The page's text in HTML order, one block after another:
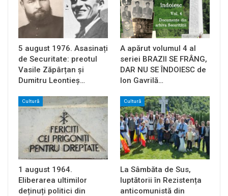
5 august 1976. Asasinați
de Securitate: preotul
Vasile Zăpârțan și
Dumitru Leontieș…
A apărut volumul 4 al
seriei BRAZII SE FRÂNG,
DAR NU SE ÎNDOIESC de
Ion Gavrilă…
Cultură
1 august 1964.
Eliberarea ultimilor
deținuți politici din
Cultură
La Sâmbăta de Sus,
luptătorii în Rezistența
anticomunistă din